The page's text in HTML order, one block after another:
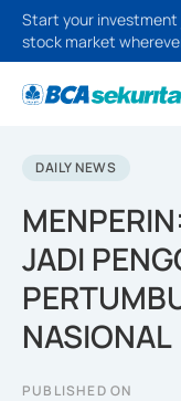
Start your
stock market
DAILY NEWS
JADI
NASIONAL
PUBLISHED ON